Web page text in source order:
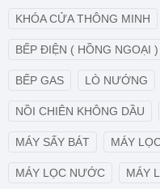
KHÓA CỬA THÔNG MINH
BẾP ĐIỆN ( HỒNG NGOẠI )
BẾP GAS LÒ NƯỚNG
NỒI CHIÊN KHÔNG DẦU
MÁY SẤY BÁT MÁY
MÁY LỌC NƯỚC MÁY